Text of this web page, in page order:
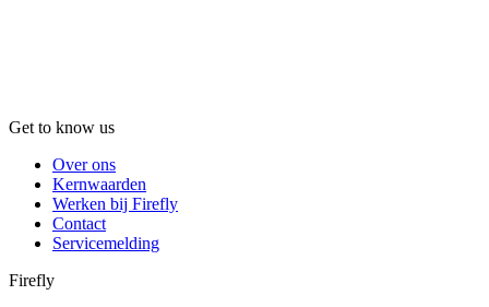
Get to know us
Over ons
Kernwaarden
Werken bij Firefly
Contact
Servicemelding
Firefly